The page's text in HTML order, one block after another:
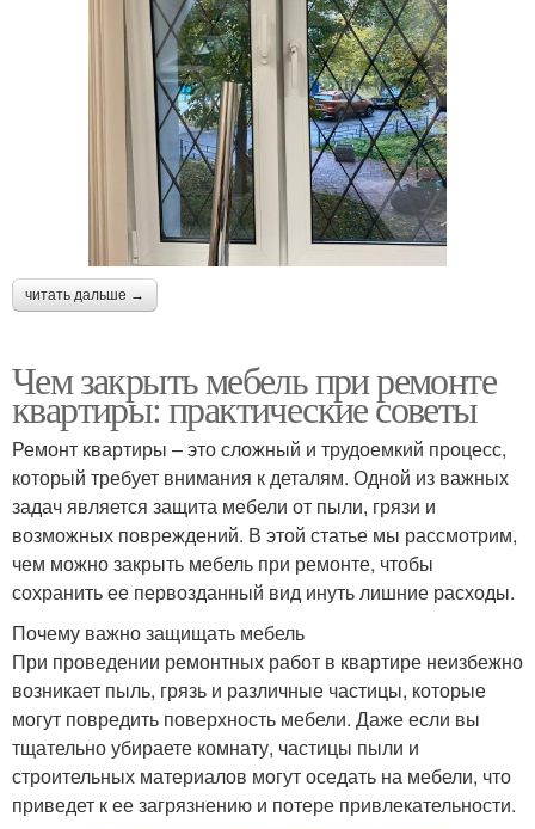
читать дальше →
Чем закрыть мебель при ремонте
квартиры: практические советы
Ремонт квартиры – это сложный и трудоемкий процесс,
который требует внимания к деталям. Одной из важных
задач является защита мебели от пыли, грязи и
возможных повреждений. В этой статье мы рассмотрим,
чем можно закрыть мебель при ремонте, чтобы
сохранить ее первозданный вид инуть лишние расходы.
Почему важно защищать мебель
При проведении ремонтных работ в квартире неизбежно
возникает пыль, грязь и различные частицы, которые
могут повредить поверхность мебели. Даже если вы
тщательно убираете комнату, частицы пыли и
строительных материалов могут оседать на мебели, что
приведет к ее загрязнению и потере привлекательности.